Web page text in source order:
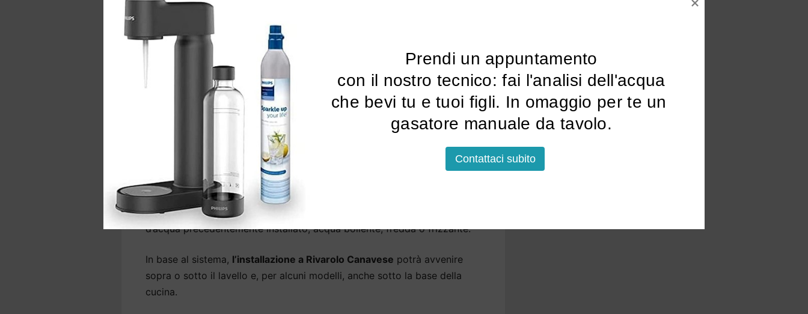
Grazie aidepuratori d’acqua Rivarolo Canavese
trattamento dell’acqua per la casa
sicura direttamente dal rubinetto di casa tua.
La nostra tecnologia offre una vasta gamma di sistemi di
domestica a Rivarolo Canavese
che perfezionano la qualità della tua
acqua del rubinetto
, eliminando l’odore del cloro e ogni traccia di
sostanze nocive come arsenico, metalli pesanti, pfas, piombo e pesticidi.
depuratori per acqua di rubinetto a Rivarolo Canavese
sono in grado anche di abbattere i residui fissi, rendendo l’acqua più
leggera.
La gamma comprende anche soluzioni che erogano, tramite il depuratore
d’acqua precedentemente installato, acqua bollente, fredda o frizzante.
In base al sistema, l’installazione a Rivarolo Canavese potrà avvenire
sopra o sotto il lavello e, per alcuni modelli, anche sotto la base della
cucina.
Prendi un appuntamento
che bevi tu e tuoi figli. In omaggio per te un
gasatore manuale da tavolo.
Contattaci subito